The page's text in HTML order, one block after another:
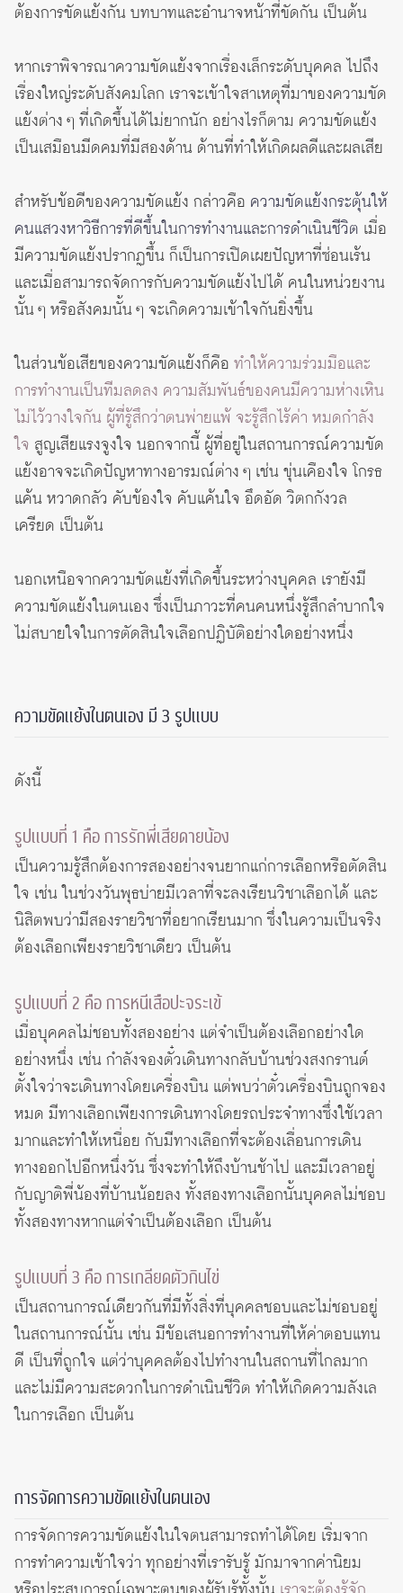
ต้องการขัดแย้งกัน บทบาทและอำนาจหน้าที่ขัดกัน เป็นต้น
หากเราพิจารณาความขัดแย้งจากเรื่องเล็กระดับบุคคล ไปถึง
เรื่องใหญ่ระดับสังคมโลก เราจะเข้าใจสาเหตุที่มาของความขัด
แย้งต่าง ๆ ที่เกิดขึ้นได้ไม่ยากนัก อย่างไรก็ตาม ความขัดแย้ง
เป็นเสมือนมีดคมที่มีสองด้าน ด้านที่ทำให้เกิดผลดีและผลเสีย
สำหรับข้อดีของความขัดแย้ง กล่าวคือ ความขัดแย้งกระตุ้นให้
คนแสวงหาวิธีการที่ดีขึ้นในการทำงานและการดำเนินชีวิต เมื่อ
มีความขัดแย้งปรากฏขึ้น ก็เป็นการเปิดเผยปัญหาที่ซ่อนเร้น
และเมื่อสามารถจัดการกับความขัดแย้งไปได้ คนในหน่วยงาน
นั้น ๆ หรือสังคมนั้น ๆ จะเกิดความเข้าใจกันยิ่งขึ้น
ในส่วนข้อเสียของความขัดแย้งก็คือ ทำให้ความร่วมมือและ
การทำงานเป็นทีมลดลง ความสัมพันธ์ของคนมีความห่างเหิน
ไม่ไว้วางใจกัน ผู้ที่รู้สึกว่าตนพ่ายแพ้ จะรู้สึกไร้ค่า หมดกำลัง
ใจ สูญเสียแรงจูงใจ นอกจากนี้ ผู้ที่อยู่ในสถานการณ์ความขัด
แย้งอาจจะเกิดปัญหาทางอารมณ์ต่าง ๆ เช่น ขุ่นเคืองใจ โกรธ
แค้น หวาดกลัว คับข้องใจ คับแค้นใจ อึดอัด วิตกกังวล
เครียด เป็นต้น
นอกเหนือจากความขัดแย้งที่เกิดขึ้นระหว่างบุคคล เรายังมี
ความขัดแย้งในตนเอง ซึ่งเป็นภาวะที่คนคนหนึ่งรู้สึกลำบากใจ
ไม่สบายใจในการตัดสินใจเลือกปฏิบัติอย่างใดอย่างหนึ่ง
ความขัดแย้งในตนเอง มี 3 รูปแบบ
ดังนี้
รูปแบบที่ 1 คือ การรักพี่เสียดายน้อง
เป็นความรู้สึกต้องการสองอย่างจนยากแก่การเลือกหรือตัดสิน
ใจ เช่น ในช่วงวันพุธบ่ายมีเวลาที่จะลงเรียนวิชาเลือกได้ และ
นิสิตพบว่ามีสองรายวิชาที่อยากเรียนมาก ซึ่งในความเป็นจริง
ต้องเลือกเพียงรายวิชาเดียว เป็นต้น
รูปแบบที่ 2 คือ การหนีเสือปะจระเข้
เมื่อบุคคลไม่ชอบทั้งสองอย่าง แต่จำเป็นต้องเลือกอย่างใด
อย่างหนึ่ง เช่น กำลังจองตั๋วเดินทางกลับบ้านช่วงสงกรานต์
ตั้งใจว่าจะเดินทางโดยเครื่องบิน แต่พบว่าตั๋วเครื่องบินถูกจอง
หมด มีทางเลือกเพียงการเดินทางโดยรถประจำทางซึ่งใช้เวลา
มากและทำให้เหนื่อย กับมีทางเลือกที่จะต้องเลื่อนการเดิน
ทางออกไปอีกหนึ่งวัน ซึ่งจะทำให้ถึงบ้านช้าไป และมีเวลาอยู่
กับญาติพี่น้องที่บ้านน้อยลง ทั้งสองทางเลือกนั้นบุคคลไม่ชอบ
ทั้งสองทางหากแต่จำเป็นต้องเลือก เป็นต้น
รูปแบบที่ 3 คือ การเกลียดตัวกินไข่
เป็นสถานการณ์เดียวกันที่มีทั้งสิ่งที่บุคคลชอบและไม่ชอบอยู่
ในสถานการณ์นั้น เช่น มีข้อเสนอการทำงานที่ให้ค่าตอบแทน
ดี เป็นที่ถูกใจ แต่ว่าบุคคลต้องไปทำงานในสถานที่ไกลมาก
และไม่มีความสะดวกในการดำเนินชีวิต ทำให้เกิดความลังเล
ในการเลือก เป็นต้น
การจัดการความขัดแย้งในตนเอง
การจัดการความขัดแย้งในใจตนสามารถทำได้โดย เริ่มจาก
การทำความเข้าใจว่า ทุกอย่างที่เรารับรู้ มักมาจากค่านิยม